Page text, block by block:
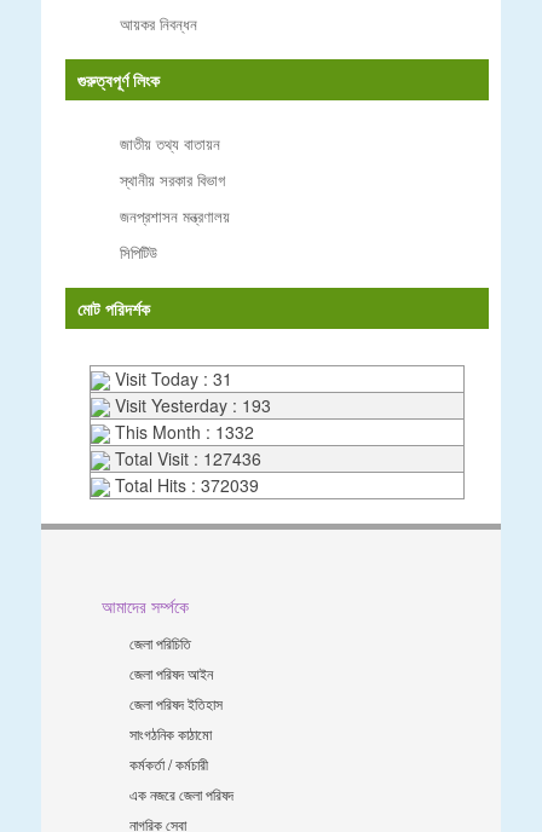
আয়কর নিবন্ধন
গুরুত্বপূর্ণ লিংক
জাতীয় তথ্য বাতায়ন
স্থানীয় সরকার বিভাগ
জনপ্রশাসন মন্ত্রণালয়
সিপিটিউ
মোট পরিদর্শক
Visit Today : 31
Visit Yesterday : 193
This Month : 1332
Total Visit : 127436
Total Hits : 372039
আমাদের সর্ম্পকে
জেলা পরিচিতি
জেলা পরিষদ আইন
জেলা পরিষদ ইতিহাস
সাংগঠনিক কাঠামো
কর্মকর্তা / কর্মচারী
এক নজরে জেলা পরিষদ
নাগরিক সেবা